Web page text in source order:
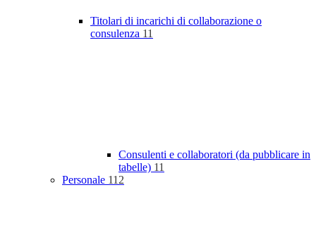
Titolari di incarichi di collaborazione o
consulenza 11
Consulenti e collaboratori (da pubblicare in
tabelle) 11
Personale 112